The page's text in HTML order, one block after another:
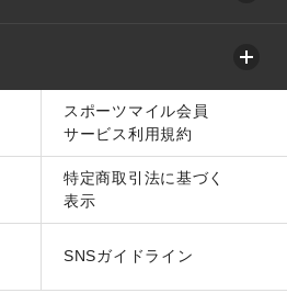
スポーツマイル会員
サービス利用規約
特定商取引法に基づく
表示
SNSガイドライン